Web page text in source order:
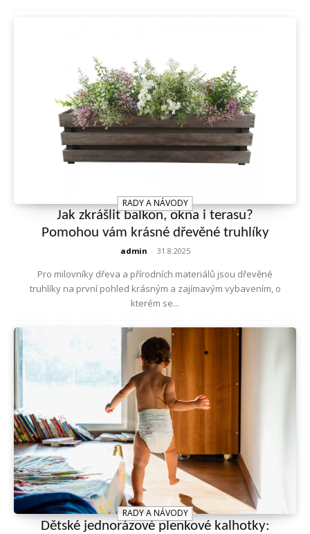
RADY A NÁVODY
Jak zkrášlit balkon, okna i terasu?
Pomohou vám krásné dřevěné truhlíky
admin - 31.8.2025
Pro milovníky dřeva a přírodních materiálů jsou dřevěné
truhlíky na první pohled krásným a zajímavým vybavením, o
kterém se...
RADY A NÁVODY
Dětské jednorázové plenkové kalhotky: